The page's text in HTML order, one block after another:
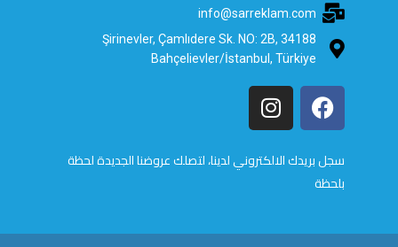
info@sarreklam.com
Şirinevler, Çamlıdere Sk. NO: 2B, 34188
Bahçelievler/İstanbul, Türkiye
سجل بريدك الالكتروني لدينا، لتصلك عروضنا الجديدة لحظة
بلحظة